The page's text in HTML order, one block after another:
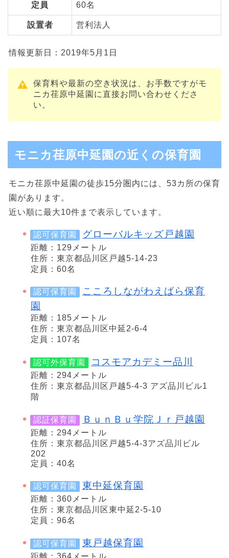
定員 60名
設置者 営利法人
情報更新日：2019年5月1日
保育料や最新の空き状況は、お手数ですがモ
ニカ荏原中延園に直接お問い合わせくださ
い。
モニカ荏原中延園の近くの保育園
モニカ荏原中延園の徒歩15分圏内には、53カ所の保育
園があります。
近い順に最大10件まで表示しています。
認可保育園 グローバルキッズ戸越園
距離：129メートル
住所：東京都品川区戸越5-14-23
定員：60名
認可保育園
こころしながわえばら保育
園
距離：185メートル
住所：東京都品川区中延2-6-4
定員：107名
認可外保育園 コスモアカデミー品川
距離：294メートル
住所：東京都品川区戸越5-4-3 アズ品川ビル1
階
認証保育園 ＢｕｎＢｕ学院Ｊｒ戸越園
距離：294メートル
住所：東京都品川区戸越5-4-3アズ品川ビル
202
定員：40名
認可保育園 東中延保育園
距離：360メートル
住所：東京都品川区東中延2-5-10
定員：96名
認可保育園 東戸越保育園
距離：364メートル